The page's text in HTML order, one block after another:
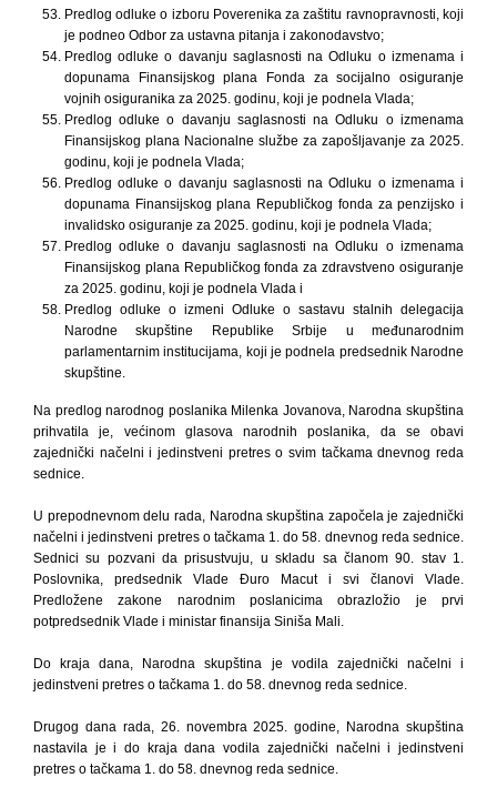
Predlog odluke o izboru Poverenika za zaštitu ravnopravnosti, koji
je podneo Odbor za ustavna pitanja i zakonodavstvo;
Predlog odluke o davanju saglasnosti na Odluku o izmenama i
dopunama Finansijskog plana Fonda za socijalno osiguranje
vojnih osiguranika za 2025. godinu, koji je podnela Vlada;
Predlog odluke o davanju saglasnosti na Odluku o izmenama
Finansijskog plana Nacionalne službe za zapošljavanje za 2025.
godinu, koji je podnela Vlada;
Predlog odluke o davanju saglasnosti na Odluku o izmenama i
dopunama Finansijskog plana Republičkog fonda za penzijsko i
invalidsko osiguranje za 2025. godinu, koji je podnela Vlada;
Predlog odluke o davanju saglasnosti na Odluku o izmenama
Finansijskog plana Republičkog fonda za zdravstveno osiguranje
za 2025. godinu, koji je podnela Vlada i
Predlog odluke o izmeni Odluke o sastavu stalnih delegacija
Narodne skupštine Republike Srbije u međunarodnim
parlamentarnim institucijama, koji je podnela predsednik Narodne
skupštine.
Na predlog narodnog poslanika Milenka Jovanova, Narodna skupština
prihvatila je, većinom glasova narodnih poslanika, da se obavi
zajednički načelni i jedinstveni pretres o svim tačkama dnevnog reda
sednice.
U prepodnevnom delu rada, Narodna skupština započela je zajednički
načelni i jedinstveni pretres o tačkama 1. do 58. dnevnog reda sednice.
Sednici su pozvani da prisustvuju, u skladu sa članom 90. stav 1.
Poslovnika, predsednik Vlade Đuro Macut i svi članovi Vlade.
Predložene zakone narodnim poslanicima obrazložio je prvi
potpredsednik Vlade i ministar finansija Siniša Mali.
Do kraja dana, Narodna skupština je vodila zajednički načelni i
jedinstveni pretres o tačkama 1. do 58. dnevnog reda sednice.
Drugog dana rada, 26. novembra 2025. godine, Narodna skupština
nastavila je i do kraja dana vodila zajednički načelni i jedinstveni
pretres o tačkama 1. do 58. dnevnog reda sednice.